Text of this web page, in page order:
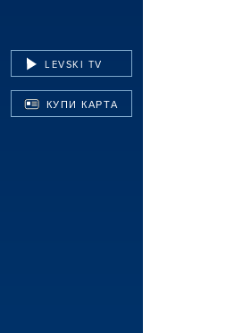
LEVSKI TV
КУПИ КАРТА